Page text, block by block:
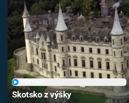
Skotsko z výšky